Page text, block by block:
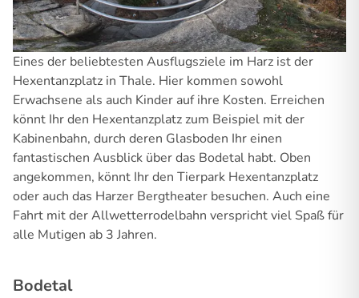
Eines der beliebtesten Ausflugsziele im Harz ist der
Hexentanzplatz in Thale. Hier kommen sowohl
Erwachsene als auch Kinder auf ihre Kosten. Erreichen
könnt Ihr den Hexentanzplatz zum Beispiel mit der
Kabinenbahn, durch deren Glasboden Ihr einen
fantastischen Ausblick über das Bodetal habt. Oben
angekommen, könnt Ihr den Tierpark Hexentanzplatz
oder auch das Harzer Bergtheater besuchen. Auch eine
Fahrt mit der Allwetterrodelbahn verspricht viel Spaß für
alle Mutigen ab 3 Jahren.
Bodetal